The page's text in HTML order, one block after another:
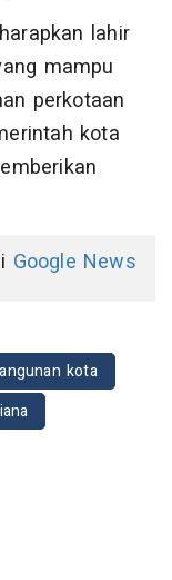
lahir
mampu
perkotaan
kota
Google News
kota